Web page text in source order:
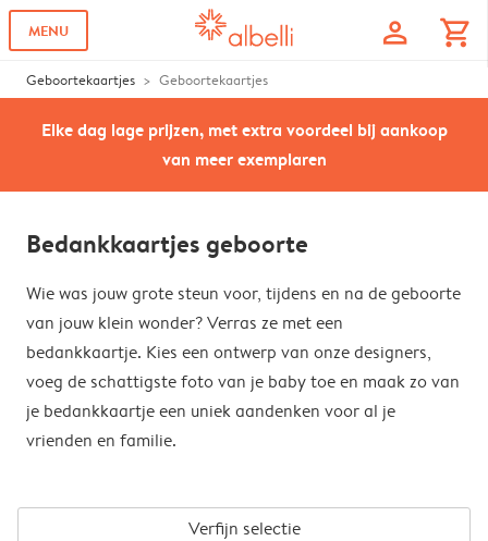
MENU profile shopping_cart
Geboortekaartjes Geboortekaartjes
Elke dag lage prijzen, met extra voordeel bij aankoop
van meer exemplaren
Bedankkaartjes geboorte
Wie was jouw grote steun voor, tijdens en na de geboorte
van jouw klein wonder? Verras ze met een
bedankkaartje. Kies een ontwerp van onze designers,
voeg de schattigste foto van je baby toe en maak zo van
je bedankkaartje een uniek aandenken voor al je
vrienden en familie.
Verfijn selectie